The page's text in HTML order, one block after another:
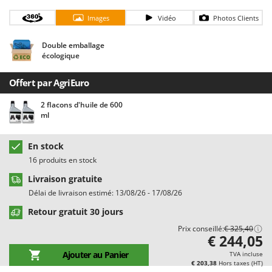
Chaudrons électriques pour polenta
Cisailles à gazon à batterie
Cisailles taille-haies manuelles
Climatiseurs
Compresseurs d'air électriques
Compresseurs pour la récolte des olives et la taille
Coupe-bordures - Trimmers
Coupe-branches
Couveuses à œufs
Cultivateurs Tiller à ressorts - Extirpateurs
D
Débroussailleuses
Découpeurs plasma
Déplaqueuses de gazon
Barbieri
Batavia
Benassi
Berkel
Bernardi
Bertolini Pumps
Besser Vacuum
Bestway
Beta tools
Bissell
Black & Decker
Blue Bird
Bomet
Images Vidéo Photos Clients
Double emballage
écologique
Offert par AgriEuro
2 flacons d'huile de 600
ml
En stock
16 produits en stock
Livraison gratuite
Délai de livraison estimé: 13/08/26 - 17/08/26
Retour gratuit 30 jours
Prix conseillé:€ 325,40
Ajouter au Panier
€ 244,05
TVA incluse
€ 203,38 Hors taxes (HT)